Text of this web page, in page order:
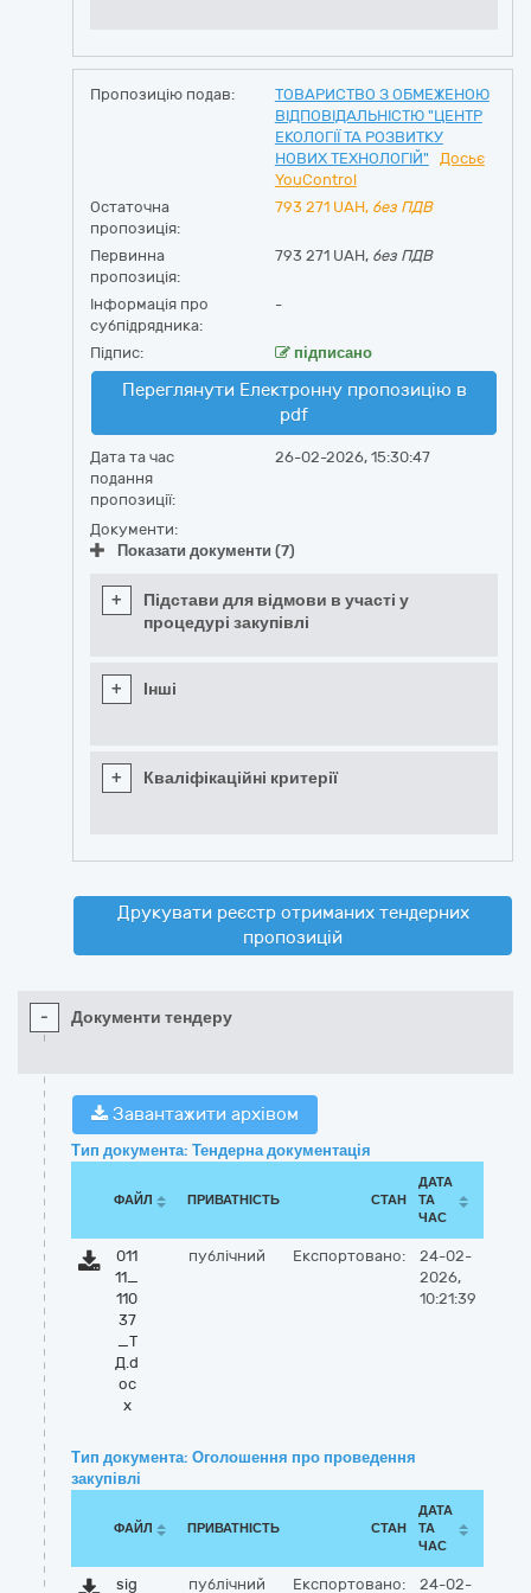
Пропозицію подав:
ТОВАРИСТВО З ОБМЕЖЕНОЮ
ВІДПОВІДАЛЬНІСТЮ "ЦЕНТР
ЕКОЛОГІЇ ТА РОЗВИТКУ
НОВИХ ТЕХНОЛОГІЙ"
Досьє
YouControl
Остаточна
пропозиція:
793 271 UAH, без ПДВ
Первинна
пропозиція:
793 271 UAH, без ПДВ
Інформація про
субпідрядника:
-
Підпис: підписано
Переглянути Електронну пропозицію в
pdf
Дата та час
подання
пропозиції:
26-02-2026, 15:30:47
Документи:
Показати документи (7)
+
Підстави для відмови в участі у
процедурі закупівлі
+ Інші
+ Кваліфікаційні критерії
Друкувати реєстр отриманих тендерних
пропозицій
- Документи тендеру
Завантажити архівом
Тип документа: Тендерна документація
ФАЙЛ ПРИВАТНІСТЬ СТАН
ДАТА
ТА
ЧАС
011
11_
110
37
_Т
Д.d
oc
x
публічний Експортовано:
24-02-
2026,
10:21:39
Тип документа: Оголошення про проведення
закупівлі
ФАЙЛ ПРИВАТНІСТЬ СТАН
ДАТА
ТА
ЧАС
sig
публічний Експортовано:
24-02-